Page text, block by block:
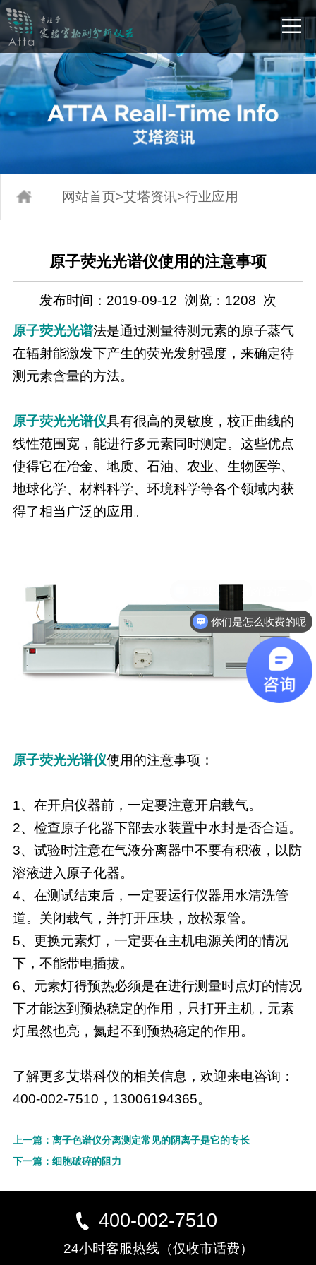
网站首页>艾塔资讯>行业应用
原子荧光光谱仪使用的注意事项
发布时间：2019-09-12 浏览： 1208 次
原子荧光光谱法是通过测量待测元素的原子蒸气
在辐射能激发下产生的荧光发射强度，来确定待
测元素含量的方法。
原子荧光光谱仪具有很高的灵敏度，校正曲线的
线性范围宽，能进行多元素同时测定。这些优点
使得它在冶金、地质、石油、农业、生物医学、
地球化学、材料科学、环境科学等各个领域内获
得了相当广泛的应用。
原子荧光光谱仪使用的注意事项：
1、在开启仪器前，一定要注意开启载气。
2、检查原子化器下部去水装置中水封是否合适。
3、试验时注意在气液分离器中不要有积液，以防
溶液进入原子化器。
4、在测试结束后，一定要运行仪器用水清洗管
道。关闭载气，并打开压块，放松泵管。
5、更换元素灯，一定要在主机电源关闭的情况
下，不能带电插拔。
6、元素灯得预热必须是在进行测量时点灯的情况
下才能达到预热稳定的作用，只打开主机，元素
灯虽然也亮，氮起不到预热稳定的作用。
了解更多艾塔科仪的相关信息，欢迎来电咨询：
400-002-7510，13006194365。
上一篇：离子色谱仪分离测定常见的阴离子是它的专长
下一篇：细胞破碎的阻力
400-002-7510
24小时客服热线（仅收市话费）
你们是怎么收费的呢